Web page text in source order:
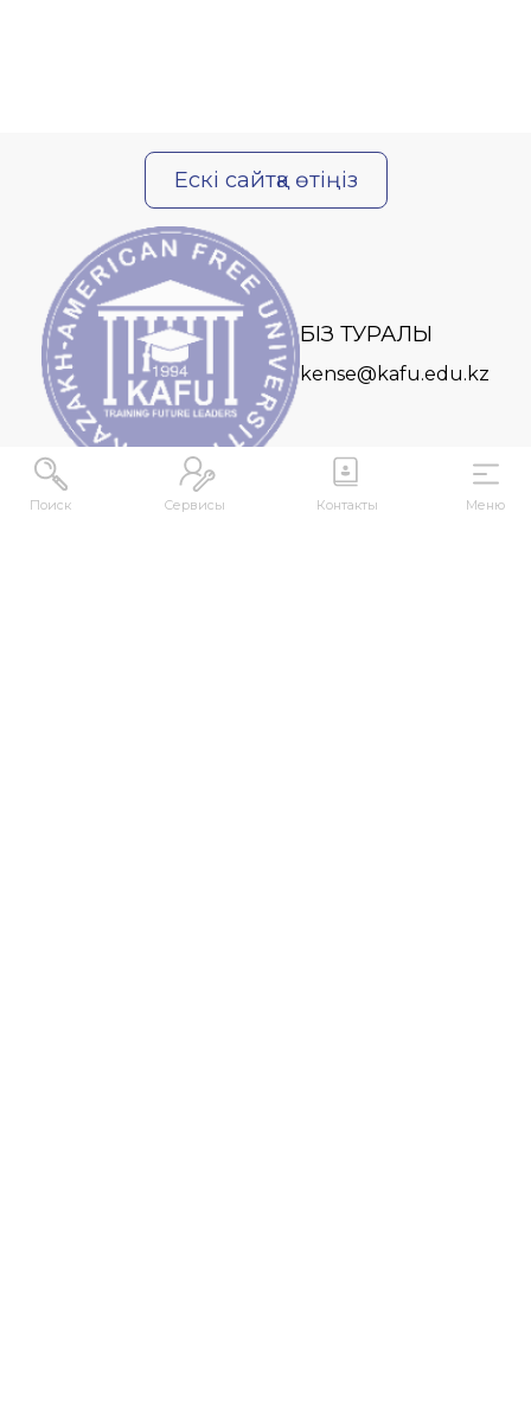
Поиск Сервисы Контакты Меню
Ескі сайтқа өтіңіз
БІЗ ТУРАЛЫ
kense@kafu.edu.kz